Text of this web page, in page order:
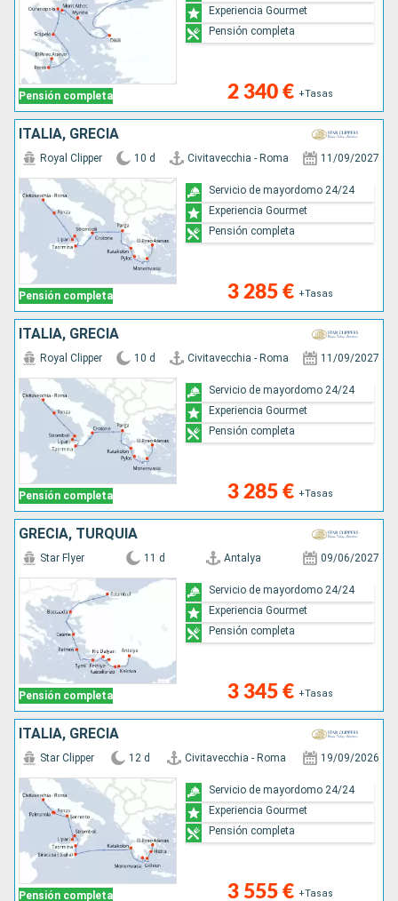
Pensión completa 2 340 € +Tasas
Experiencia Gourmet
Pensión completa
ITALIA, GRECIA
Pensión completa
Royal Clipper 10 d Civitavecchia - Roma 11/09/2027
3 285 € +Tasas
Servicio de mayordomo 24/24
Experiencia Gourmet
Pensión completa
ITALIA, GRECIA
Pensión completa
Royal Clipper 10 d Civitavecchia - Roma 11/09/2027
3 285 € +Tasas
Servicio de mayordomo 24/24
Experiencia Gourmet
Pensión completa
GRECIA, TURQUÍA
Pensión completa
Star Flyer 11 d Antalya 09/06/2027
3 345 € +Tasas
Servicio de mayordomo 24/24
Experiencia Gourmet
Pensión completa
ITALIA, GRECIA
Pensión completa
Star Clipper 12 d Civitavecchia - Roma 19/09/2026
3 555 € +Tasas
Servicio de mayordomo 24/24
Experiencia Gourmet
Pensión completa